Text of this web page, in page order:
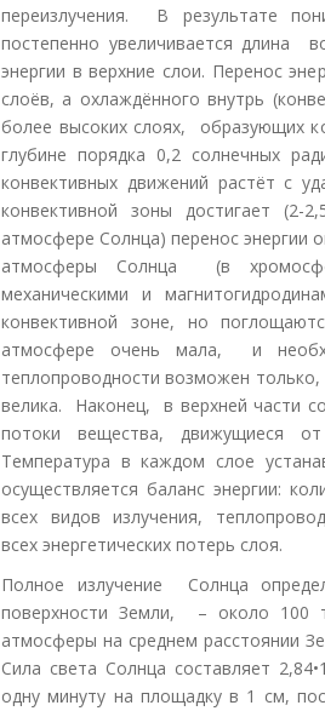
переизлучения. В результате
постепенно увеличивается длина
энергии в верхние слои. Перенос
слоёв, а охлаждённого внутрь
более высоких слоях, образующих
глубине порядка 0,2 солнечных
конвективных движений растёт с
конвективной зоны достигает
атмосфере Солнца) перенос энергии
атмосферы Солнца (в
механическими и
конвективной зоне, но
атмосфере очень мала, и
теплопроводности возможен только,
велика. Наконец, в верхней части
потоки вещества, движущиеся
Температура в каждом слое
осуществляется баланс энергии:
всех видов излучения,
всех энергетических потерь слоя.
Полное излучение Солнца
поверхности Земли, – около 100
атмосферы на среднем расстоянии
Сила света Солнца составляет
одну минуту на площадку в 1 см,